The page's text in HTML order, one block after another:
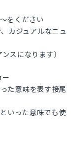
をください
カジュアルなニュ
スになります）
た意味を表す接尾
いった意味でも使